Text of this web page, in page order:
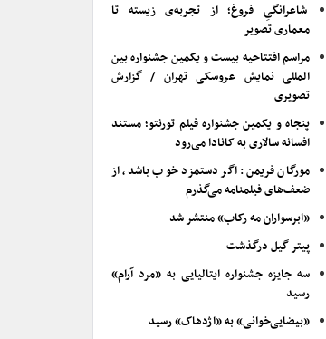
شاعرانگیِ فروغ؛ از تجربه‌ی زیسته تا
معماری تصویر
مراسم افتتاحیه بیست و یکمین جشنواره بین
المللی نمایش عروسکی تهران / گزارش
تصویری
پنجاه و یکمین جشنواره فیلم تورنتو؛ مستند
افسانه سالاری به کانادا می‌رود
مورگان فریمن: اگر دستمزد خوب باشد، از
ضعف‌های فیلمنامه می‌گذرم
«ابرسواران مه رکاب» منتشر شد
پیتر گیل درگذشت
سه جایزه جشنواره ایتالیایی به «مرد آرام»
رسید
«بیضایی‌خوانی» به «اژدهاک» رسید